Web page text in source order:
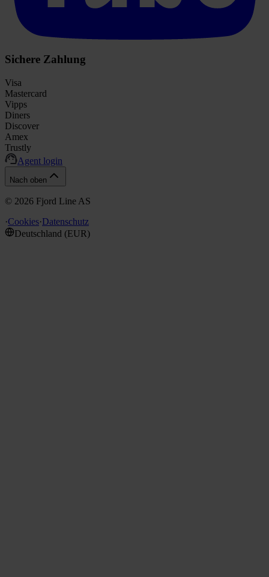
Sichere Zahlung
Visa
Mastercard
Vipps
Diners
Discover
Amex
Trustly
Agent login
Nach oben
© 2026 Fjord Line AS
·Cookies·Datenschutz
Deutschland (EUR)